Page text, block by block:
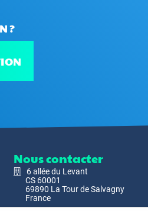
?
Nous contacter
6 allée du Levant
CS 60001
69890 La Tour de Salvagny
France